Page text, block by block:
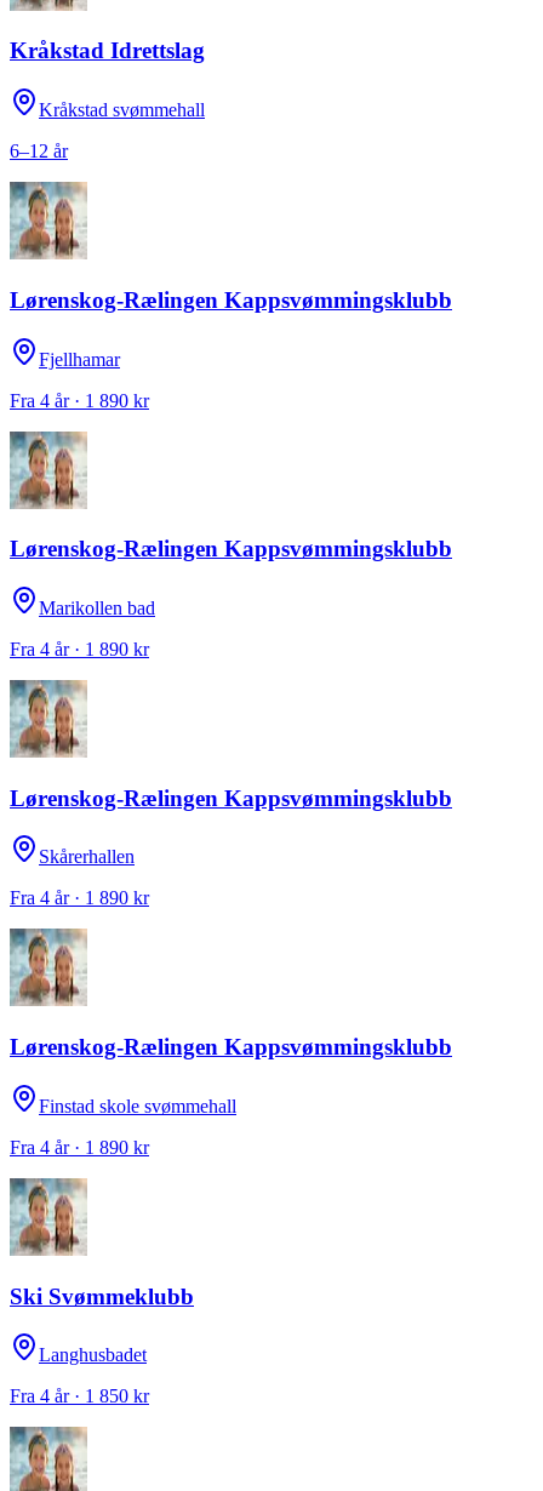
Kråkstad Idrettslag
Kråkstad svømmehall
6–12 år
Lørenskog-Rælingen Kappsvømmingsklubb
Fjellhamar
Fra 4 år · 1 890 kr
Lørenskog-Rælingen Kappsvømmingsklubb
Marikollen bad
Fra 4 år · 1 890 kr
Lørenskog-Rælingen Kappsvømmingsklubb
Skårerhallen
Fra 4 år · 1 890 kr
Lørenskog-Rælingen Kappsvømmingsklubb
Finstad skole svømmehall
Fra 4 år · 1 890 kr
Ski Svømmeklubb
Langhusbadet
Fra 4 år · 1 850 kr